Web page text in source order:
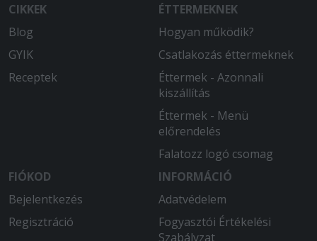
CIKKEK
Blog
GYIK
Receptek
ÉTTERMEKNEK
Hogyan működik?
Csatlakozás éttermeknek
Éttermek - Azonnali
kiszállítás
Éttermek - Menü
előrendelés
Falatozz logó csomag
FIÓKOD
Bejelentkezés
Regisztráció
INFORMÁCIÓ
Adatvédelem
Fogyasztói Értékelési
Szabályzat